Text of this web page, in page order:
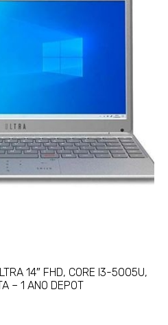
14″ FHD, CORE I3-5005U,
– 1 ANO DEPOT